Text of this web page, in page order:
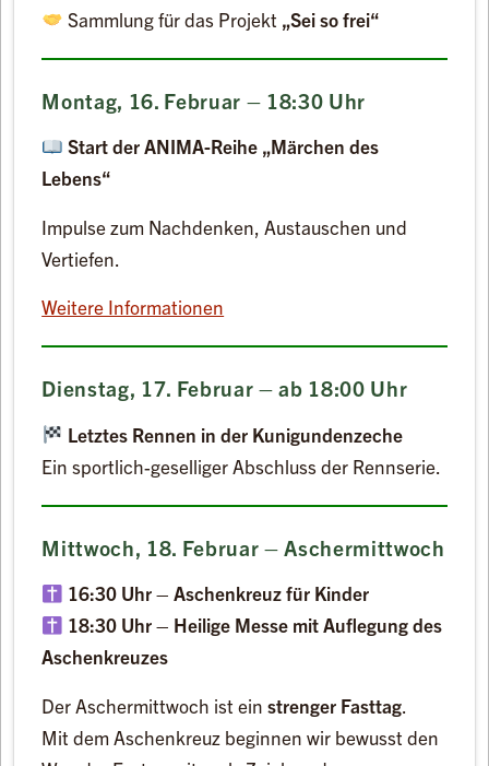
Sammlung für das Projekt „Sei so frei“
Montag, 16. Februar – 18:30 Uhr
Start der ANIMA-Reihe „Märchen des
Lebens“
Impulse zum Nachdenken, Austauschen und
Vertiefen.
Weitere Informationen
Dienstag, 17. Februar – ab 18:00 Uhr
Letztes Rennen in der Kunigundenzeche
Ein sportlich-geselliger Abschluss der Rennserie.
Mittwoch, 18. Februar – Aschermittwoch
16:30 Uhr – Aschenkreuz für Kinder
18:30 Uhr – Heilige Messe mit Auflegung des
Aschenkreuzes
Der Aschermittwoch ist einstrenger Fasttag
Mit dem Aschenkreuz beginnen wir bewusst den